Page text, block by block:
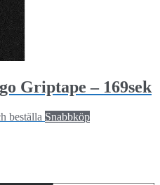
Griptape – 169sek
beställa Snabbköp